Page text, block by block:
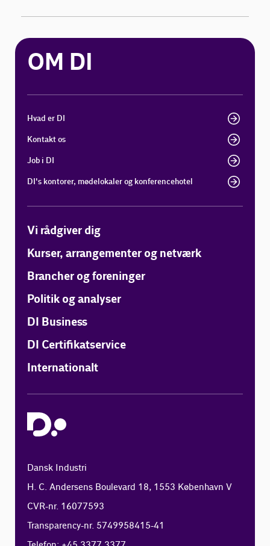
OM DI
Hvad er DI
Kontakt os
Job i DI
DI's kontorer, mødelokaler og konferencehotel
Vi rådgiver dig
Kurser, arrangementer og netværk
Brancher og foreninger
Politik og analyser
DI Business
DI Certifikatservice
Internationalt
Dansk Industri
H. C. Andersens Boulevard 18, 1553 København V
CVR-nr. 16077593
Transparency-nr. 5749958415-41